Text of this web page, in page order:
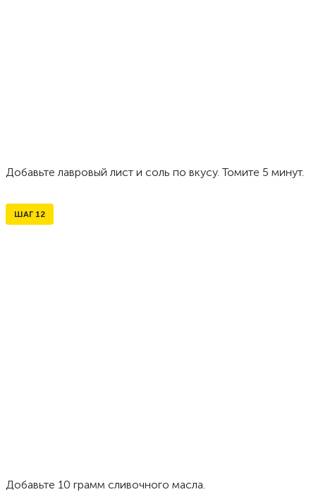
Добавьте лавровый лист и соль по вкусу. Томите 5 минут.
ШАГ 12
Добавьте 10 грамм сливочного масла.